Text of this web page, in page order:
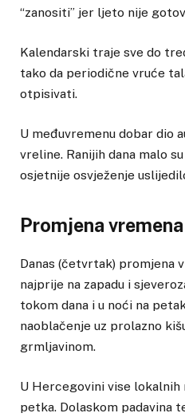
“zanositi” jer ljeto nije
Kalendarski traje sve do
tako da periodične vruće
otpisivati.
U međuvremenu dobar dio
vreline. Ranijih dana malo
osjetnije osvježenje
Promjena vremena
Danas (četvrtak) promjena
najprije na zapadu i
tokom dana i u noći na
naoblačenje uz prolazno
grmljavinom.
U Hercegovini vise
petka. Dolaskom padavina